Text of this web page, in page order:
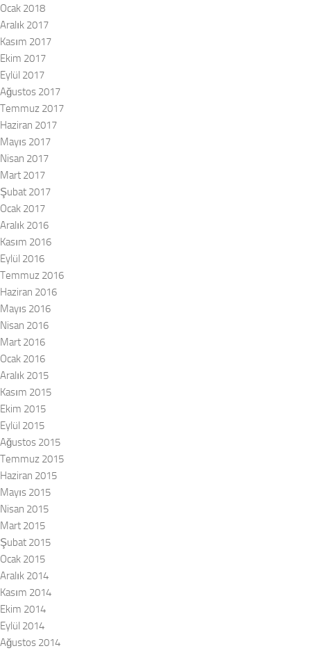
Ocak 2018
Aralık 2017
Kasım 2017
Ekim 2017
Eylül 2017
Ağustos 2017
Temmuz 2017
Haziran 2017
Mayıs 2017
Nisan 2017
Mart 2017
Şubat 2017
Ocak 2017
Aralık 2016
Kasım 2016
Eylül 2016
Temmuz 2016
Haziran 2016
Mayıs 2016
Nisan 2016
Mart 2016
Ocak 2016
Aralık 2015
Kasım 2015
Ekim 2015
Eylül 2015
Ağustos 2015
Temmuz 2015
Haziran 2015
Mayıs 2015
Nisan 2015
Mart 2015
Şubat 2015
Ocak 2015
Aralık 2014
Kasım 2014
Ekim 2014
Eylül 2014
Ağustos 2014